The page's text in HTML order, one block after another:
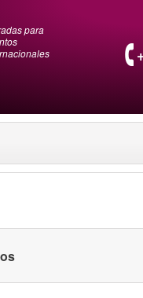
para